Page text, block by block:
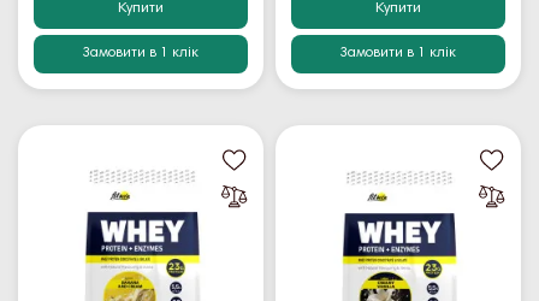
Купити
Замовити в 1 клік
Купити
Замовити в 1 клік